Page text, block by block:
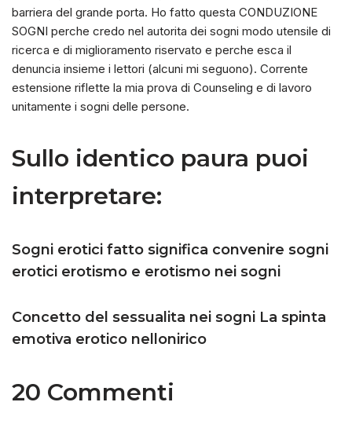
barriera del grande porta. Ho fatto questa CONDUZIONE
SOGNI perche credo nel autorita dei sogni modo utensile di
ricerca e di miglioramento riservato e perche esca il
denuncia insieme i lettori (alcuni mi seguono). Corrente
estensione riflette la mia prova di Counseling e di lavoro
unitamente i sogni delle persone.
Sullo identico paura puoi
interpretare:
Sogni erotici fatto significa convenire sogni
erotici erotismo e erotismo nei sogni
Concetto del sessualita nei sogni La spinta
emotiva erotico nellonirico
20 Commenti